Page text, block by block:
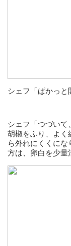
シェフ「ぱかっと
シェフ「つづいて
胡椒をふり、よく
ら外れにくくに
方は、卵白を少量